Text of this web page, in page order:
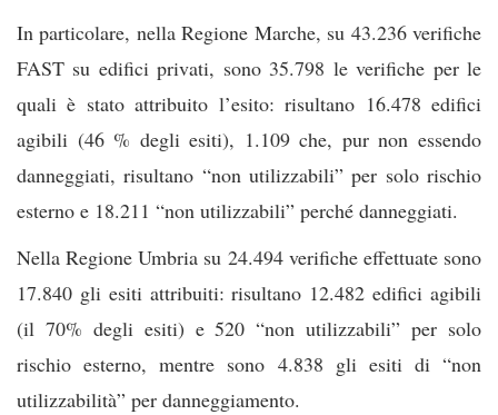
In particolare, nella Regione Marche, su 43.236 verifiche
FAST su edifici privati, sono 35.798 le verifiche per le
quali è stato attribuito l’esito: risultano 16.478 edifici
agibili (46 % degli esiti), 1.109 che, pur non essendo
danneggiati, risultano “non utilizzabili” per solo rischio
esterno e 18.211 “non utilizzabili” perché danneggiati.
Nella Regione Umbria su 24.494 verifiche effettuate sono
17.840 gli esiti attribuiti: risultano 12.482 edifici agibili
(il 70% degli esiti) e 520 “non utilizzabili” per solo
rischio esterno, mentre sono 4.838 gli esiti di “non
utilizzabilità” per danneggiamento.